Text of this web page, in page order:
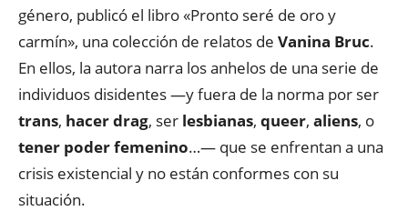
género, publicó el libro «Pronto seré de oro y
carmín», una colección de relatos de Vanina Bruc.
En ellos, la autora narra los anhelos de una serie de
individuos disidentes —y fuera de la norma por ser
trans, hacer drag, ser lesbianas, queer, aliens, o
tener poder femenino…— que se enfrentan a una
crisis existencial y no están conformes con su
situación.